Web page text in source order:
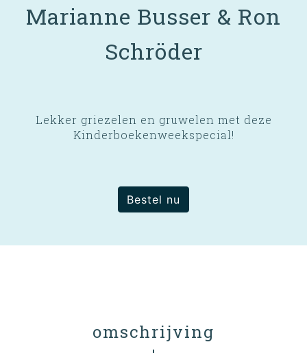
Marianne Busser & Ron
Schröder
Lekker griezelen en gruwelen met deze
Kinderboekenweekspecial!
Bestel nu
omschrijving